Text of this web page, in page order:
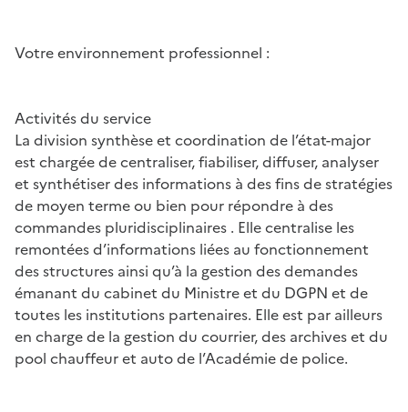
Votre environnement professionnel :
Activités du service
La division synthèse et coordination de l’état-major
est chargée de centraliser, fiabiliser, diffuser, analyser
et synthétiser des informations à des fins de stratégies
de moyen terme ou bien pour répondre à des
commandes pluridisciplinaires . Elle centralise les
remontées d’informations liées au fonctionnement
des structures ainsi qu’à la gestion des demandes
émanant du cabinet du Ministre et du DGPN et de
toutes les institutions partenaires. Elle est par ailleurs
en charge de la gestion du courrier, des archives et du
pool chauffeur et auto de l’Académie de police.